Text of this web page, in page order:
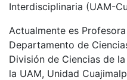
Interdisciplinaria (UAM-
Actualmente es Profesora
Departamento de
División de Ciencias de
la UAM, Unidad